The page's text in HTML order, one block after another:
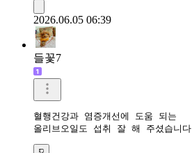
2026.06.05 06:39
들꽃7
혈행건강과 염증개선에 도움 되는
올리브오일도 섭취 잘 해 주셨습니다